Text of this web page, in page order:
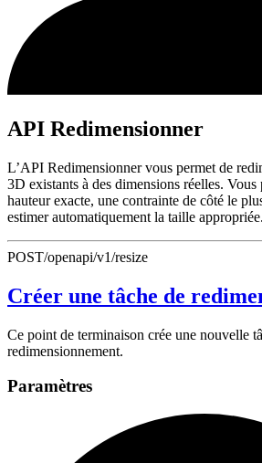
API Redimensionner
L’API Redimensionner vous permet de
3D existants à des dimensions réelles.
hauteur exacte, une contrainte de côté le
estimer automatiquement la taille appropriée.
POST/openapi/v1/resize
Créer une tâche de
Ce point de terminaison crée une nouvelle
redimensionnement.
Paramètres